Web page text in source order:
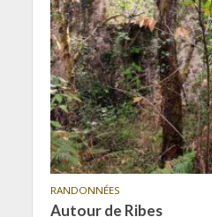
RANDONNÉES
Autour de Ribes